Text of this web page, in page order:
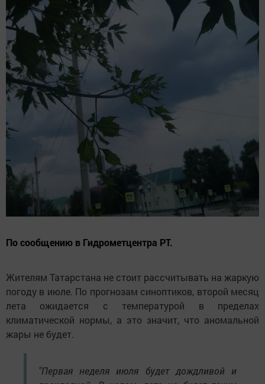
По сообщению в Гидрометцентра РТ.
Жителям Татарстана не стоит рассчитывать на жаркую
погоду в июле. По прогнозам синоптиков, второй месяц
лета ожидается с температурой в пределах
климатической нормы, а это значит, что аномальной
жары не будет.
"Первая неделя июля будет дождливой и